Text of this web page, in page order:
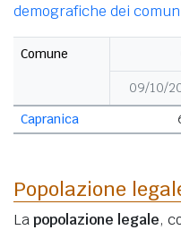
demografiche dei
Comune
09/10/
Capranica
Popolazione
Lapopolazione legale,